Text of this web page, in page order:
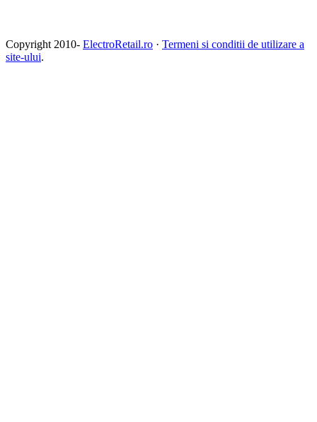
Copyright 2010- ElectroRetail.ro · Termeni si conditii de utilizare a
site-ului.